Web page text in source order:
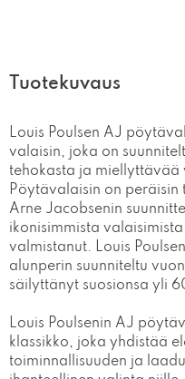
Tuotekuvaus
Louis Poulsen AJ
valaisin, joka on
tehokasta ja
Pöytävalaisin on
Arne Jacobsenin
ikonisimmista
valmistanut. Louis
alunperin suunniteltu
säilyttänyt suosionsa yli
Louis Poulsenin AJ
klassikko, joka yhdistää
toiminnallisuuden ja